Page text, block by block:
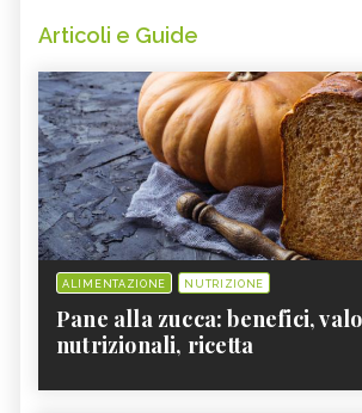
Articoli e Guide
ALIMENTAZIONE NUTRIZIONE
Pane alla zucca: benefici,
nutrizionali, ricetta